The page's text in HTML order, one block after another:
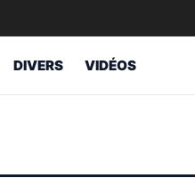
DIVERS VIDÉOS